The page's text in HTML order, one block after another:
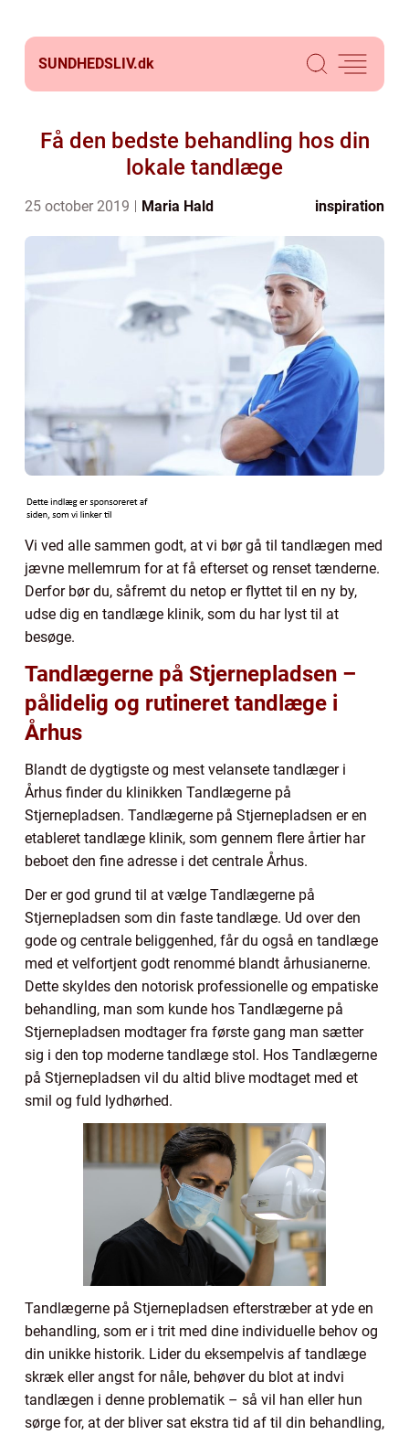
SUNDHEDSLIV.dk
Få den bedste behandling hos din
lokale tandlæge
25 october 2019 Maria Hald inspiration
Vi ved alle sammen godt, at vi bør gå til tandlægen med
jævne mellemrum for at få efterset og renset tænderne.
Derfor bør du, såfremt du netop er flyttet til en ny by,
udse dig en tandlæge klinik, som du har lyst til at
besøge.
Tandlægerne på Stjernepladsen –
pålidelig og rutineret tandlæge i
Århus
Blandt de dygtigste og mest velansete tandlæger i
Århus finder du klinikken Tandlægerne på
Stjernepladsen. Tandlægerne på Stjernepladsen er en
etableret tandlæge klinik, som gennem flere årtier har
beboet den fine adresse i det centrale Århus.
Der er god grund til at vælge Tandlægerne på
Stjernepladsen som din faste tandlæge. Ud over den
gode og centrale beliggenhed, får du også en tandlæge
med et velfortjent godt renommé blandt århusianerne.
Dette skyldes den notorisk professionelle og empatiske
behandling, man som kunde hos Tandlægerne på
Stjernepladsen modtager fra første gang man sætter
sig i den top moderne tandlæge stol. Hos Tandlægerne
på Stjernepladsen vil du altid blive modtaget med et
smil og fuld lydhørhed.
Tandlægerne på Stjernepladsen efterstræber at yde en
behandling, som er i trit med dine individuelle behov og
din unikke historik. Lider du eksempelvis af tandlæge
skræk eller angst for nåle, behøver du blot at indvi
tandlægen i denne problematik – så vil han eller hun
sørge for, at der bliver sat ekstra tid af til din behandling,